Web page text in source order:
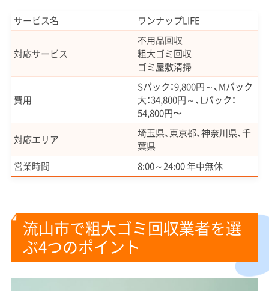
サービス名 ワンナップLIFE
対応サービス
不用品回収
粗大ゴミ回収
ゴミ屋敷清掃
費用
Sパック：9,800円～、Mパック
大：34,800円～、Lパック：
54,800円〜
対応エリア
埼玉県、東京都、神奈川県、千
葉県
営業時間
8:00～24:00 年中無休
流山市で粗大ゴミ回収業者を選
ぶ4つのポイント